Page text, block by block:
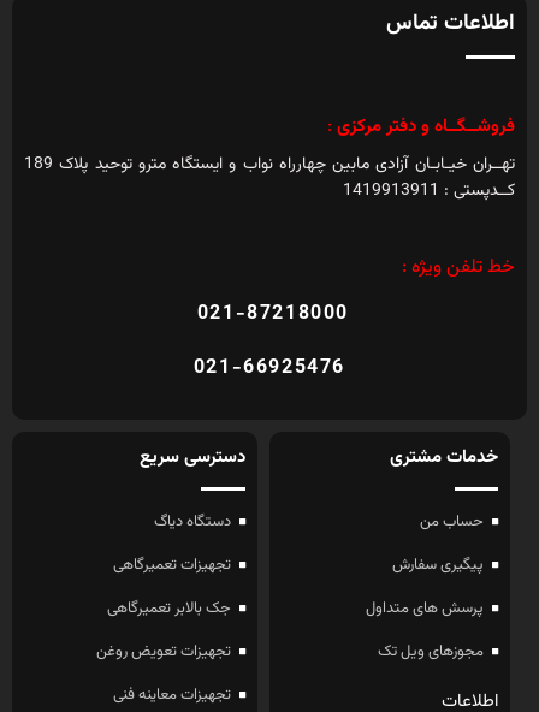
اطلاعات تماس
فروشــگــاه و دفتر مرکزی :
تهــران خیـابـان آزادی مابین چهارراه نواب و ایستگاه مترو توحید پلاک 189
کــدپستی : 1419913911
خط تلفن ویژه :
021-87218000
021-66925476
خدمات مشتری
حساب من
پیگیری سفارش
پرسش های متداول
مجوزهای ویل تک
اطلاعات
دسترسی سریع
دستگاه دیاگ
تجهیزات تعمیرگاهی
جک بالابر تعمیرگاهی
تجهیزات تعویض روغن
تجهیزات معاینه فنی